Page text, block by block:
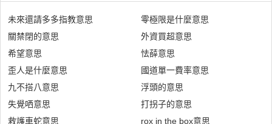
未來還請多多指教意思
關禁閉的意思
希望意思
歪人是什麼意思
九不搭八意思
失覺哂意思
救護車蛇意思
零極限是什麼意思
外資買超意思
怯薛意思
國道單一費率意思
浮頭的意思
打拐子的意思
rox in the box意思